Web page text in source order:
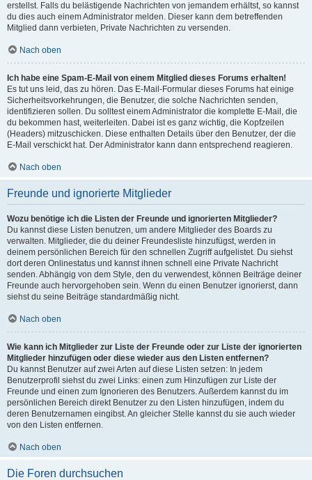
erstellst. Falls du belästigende Nachrichten von jemandem erhältst, so kannst
du dies auch einem Administrator melden. Dieser kann dem betreffenden
Mitglied dann verbieten, Private Nachrichten zu versenden.
Nach oben
Ich habe eine Spam-E-Mail von einem Mitglied dieses Forums erhalten!
Es tut uns leid, das zu hören. Das E-Mail-Formular dieses Forums hat einige
Sicherheitsvorkehrungen, die Benutzer, die solche Nachrichten senden,
identifizieren sollen. Du solltest einem Administrator die komplette E-Mail, die
du bekommen hast, weiterleiten. Dabei ist es ganz wichtig, die Kopfzeilen
(Headers) mitzuschicken. Diese enthalten Details über den Benutzer, der die
E-Mail verschickt hat. Der Administrator kann dann entsprechend reagieren.
Nach oben
Freunde und ignorierte Mitglieder
Wozu benötige ich die Listen der Freunde und ignorierten Mitglieder?
Du kannst diese Listen benutzen, um andere Mitglieder des Boards zu
verwalten. Mitglieder, die du deiner Freundesliste hinzufügst, werden in
deinem persönlichen Bereich für den schnellen Zugriff aufgelistet. Du siehst
dort deren Onlinestatus und kannst ihnen schnell eine Private Nachricht
senden. Abhängig von dem Style, den du verwendest, können Beiträge deiner
Freunde auch hervorgehoben sein. Wenn du einen Benutzer ignorierst, dann
siehst du seine Beiträge standardmäßig nicht.
Nach oben
Wie kann ich Mitglieder zur Liste der Freunde oder zur Liste der ignorierten
Mitglieder hinzufügen oder diese wieder aus den Listen entfernen?
Du kannst Benutzer auf zwei Arten auf diese Listen setzen: In jedem
Benutzerprofil siehst du zwei Links: einen zum Hinzufügen zur Liste der
Freunde und einen zum Ignorieren des Benutzers. Außerdem kannst du im
persönlichen Bereich direkt Benutzer zu den Listen hinzufügen, indem du
deren Benutzernamen eingibst. An gleicher Stelle kannst du sie auch wieder
von den Listen entfernen.
Nach oben
Die Foren durchsuchen